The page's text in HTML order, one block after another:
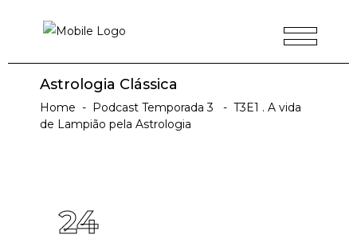
Astrologia Clássica
Home - Podcast Temporada 3 - T3E1 . A vida
de Lampião pela Astrologia
24